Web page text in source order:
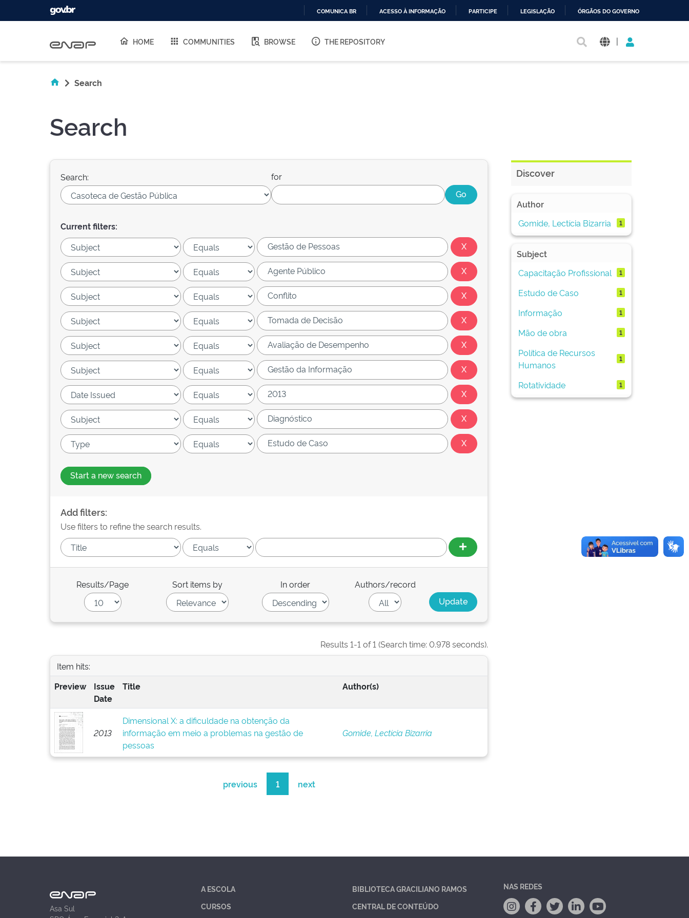
O
COMUNICA BR ACESSO À INFORMAÇÃO PARTICIPE LEGISLAÇÃO ÓRGÃOS DO GOVERNO
HOME COMMUNITIES BROWSE THE REPOSITORY |
Search
Search
Search: for
Current filters:
Start a new search
Add filters:
Use filters to refine the search results.
Results/Page Sort items by In order Authors/record
Results 1-1 of 1 (Search time: 0.978 seconds).
Item hits:
Preview
Issue
Date
Title Author(s)
2013
Dimensional X: a dificuldade na obtenção da
informação em meio a problemas na gestão de
pessoas
Gomide, Lectícia Bizarria
previous 1 next
Discover
Author
Gomide, Lectícia Bizarria
1
Subject
Capacitação Profissional
1
Estudo de Caso 1
Informação 1
Mão de obra 1
Política de Recursos
Humanos
1
Rotatividade 1
Asa Sul
A ESCOLA
CURSOS
BIBLIOTECA GRACILIANO RAMOS
CENTRAL DE CONTEÚDO
NAS REDES